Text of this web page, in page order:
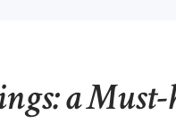
a Must-